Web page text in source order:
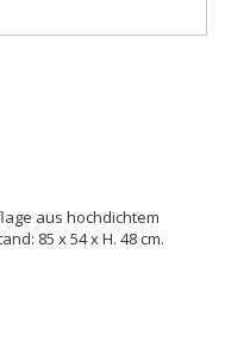
aus hochdichtem
85 x 54 x H. 48 cm.